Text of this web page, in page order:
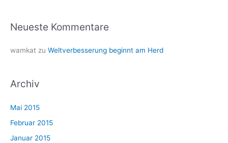
Neueste Kommentare
wamkat zu Weltverbesserung beginnt am Herd
Archiv
Mai 2015
Februar 2015
Januar 2015